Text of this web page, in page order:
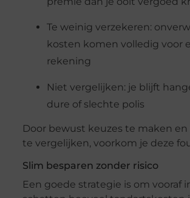
Te weinig verzekeren:
kosten komen volledig voor
rekening
Niet vergelijken: je blijft
dure of slechte polis
Door bewust keuzes te maken
te vergelijken, voorkom je deze
Slim besparen zonder risico
Een goede strategie is om vooraf